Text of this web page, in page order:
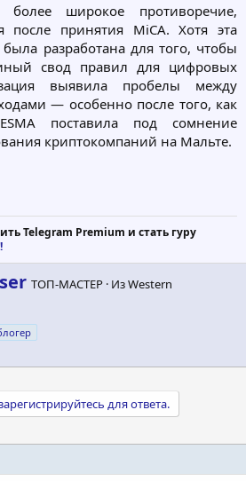
более широкое противоречие,
после принятия MiCA. Хотя эта
разработана для того, чтобы
свод правил для цифровых
выявила пробелы между
— особенно после того, как
поставила под сомнение
криптокомпаний на Мальте.
Telegram Premium и стать гуру
ТОП-МАСТЕР · ИзWestern
для ответа.